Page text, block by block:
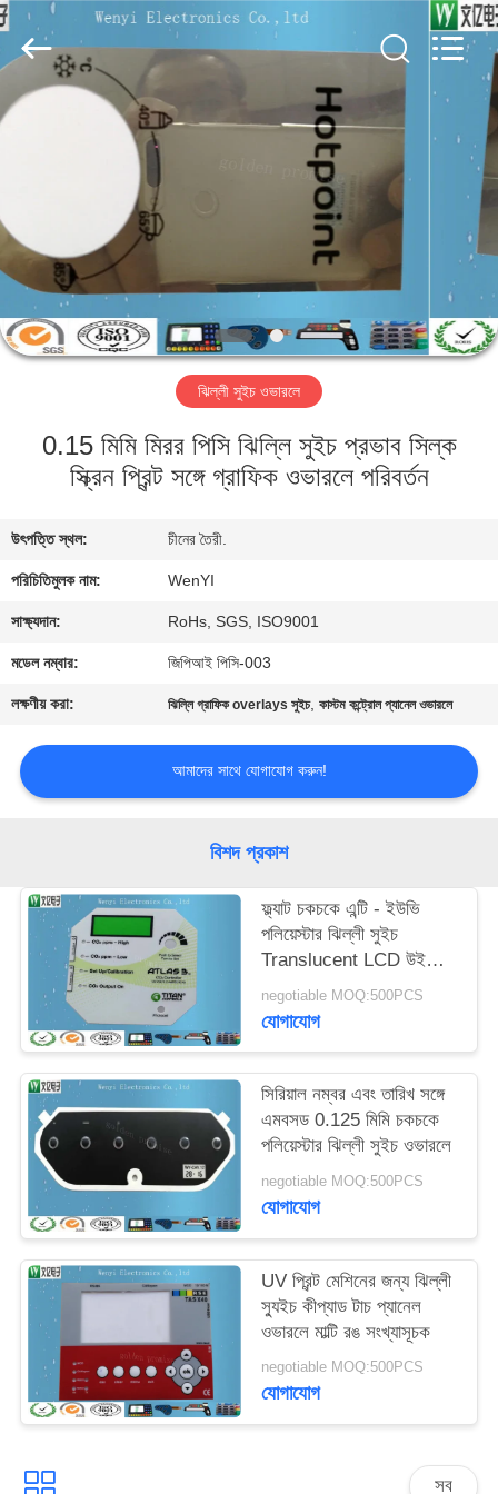
বাড়ি
আমাদের
সম্পর্কে
কারখানা
যোগাযোগ
করুন
উদ্ধৃতির
আবেদন
ম্যাপ
PRIVACY
POLICY
Jinyuanhang
Electronic
Technology
Co.,
Ltd.
Rights
Reserved.
ঝিল্লী সুইচ ওভারলে
0.15 মিমি মিরর পিসি ঝিল্লি সুইচ প্রভাব সিল্ক
স্ক্রিন প্রিন্ট সঙ্গে গ্রাফিক ওভারলে পরিবর্তন
উৎপত্তি স্থল: চীনের তৈরী.
পরিচিতিমুলক নাম: WenYI
সাক্ষ্যদান: RoHs, SGS, ISO9001
মডেল নম্বার: জিপিআই পিসি-003
লক্ষণীয় করা: ঝিল্লি গ্রাফিক overlays সুইচ,কাস্টম কন্ট্রোল প্যানেল ওভারলে
আমাদের সাথে যোগাযোগ করুন!
বিশদ প্রকাশ
ফ্ল্যাট চকচকে এন্টি - ইউভি
পলিয়েস্টার ঝিল্লী সুইচ
Translucent LCD উইন্ডো
ওভারলে ধীরে ধীরে রঙ 0.125
মিমি
negotiable MOQ:500PCS
যোগাযোগ
সিরিয়াল নম্বর এবং তারিখ সঙ্গে
এমবসড 0.125 মিমি চকচকে
পলিয়েস্টার ঝিল্লী সুইচ ওভারলে
negotiable MOQ:500PCS
যোগাযোগ
UV প্রিন্ট মেশিনের জন্য ঝিল্লী
স্যুইচ কীপ্যাড টাচ প্যানেল
ওভারলে মাল্টি রঙ সংখ্যাসূচক
negotiable MOQ:500PCS
যোগাযোগ
সব